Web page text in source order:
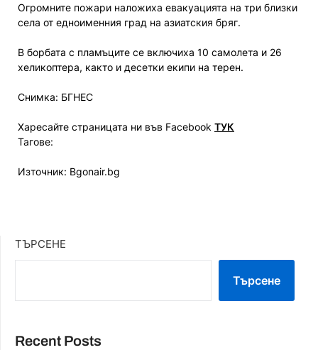
Огрoмните пожари наложиха евакуацията на три близки
села от едноименния град на азиатския бряг.
В борбата с пламъците се включиха 10 самолета и 26
хеликоптера, както и десетки екипи на терен.
Снимка: БГНЕС
Харесайте страницата ни във Facebook ТУК
Тагове:
Източник: Bgonair.bg
ТЪРСЕНЕ
Търсене
Recent Posts